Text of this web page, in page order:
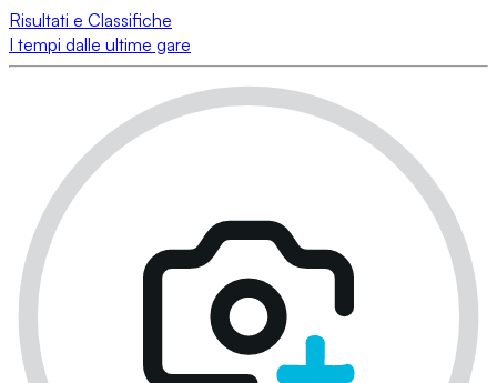
Risultati e Classifiche
I tempi dalle ultime gare